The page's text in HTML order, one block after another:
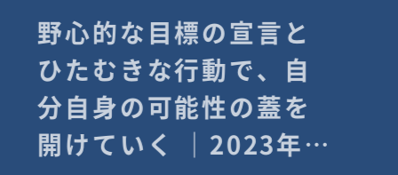
野心的な目標の宣言と
ひたむきな行動で、自
分自身の可能性の蓋を
開けていく ｜2023年度